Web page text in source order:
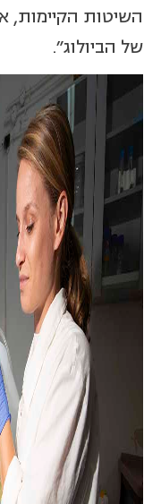
השיטות הקיימות,
של הביולוג".